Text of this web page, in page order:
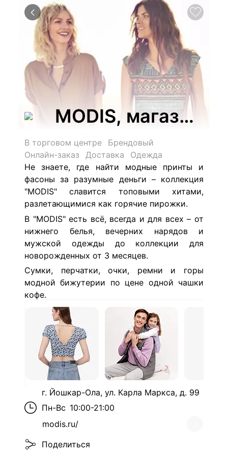
MODIS, магазин
В торговом центре
Брендовый
Онлайн-заказ
Доставка
Одежда
Не знаете, где найти модные принты и
фасоны за разумные деньги – коллекция
"MODIS" славится топовыми хитами,
разлетающимися как горячие пирожки.
В "MODIS" есть всё, всегда и для всех – от
нижнего белья, вечерних нарядов и
мужской одежды до коллекции для
новорожденных от 3 месяцев.
Сумки, перчатки, очки, ремни и горы
модной бижутерии по цене одной чашки
кофе.
г. Йошкар-Ола, ул. Карла Маркса, д. 99
Пн-Вс 10:00-21:00
modis.ru/
Поделиться